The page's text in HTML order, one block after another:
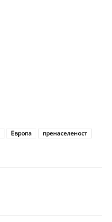
Европа
пренаселеност